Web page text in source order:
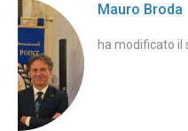
Mauro Broda
ha modificato il